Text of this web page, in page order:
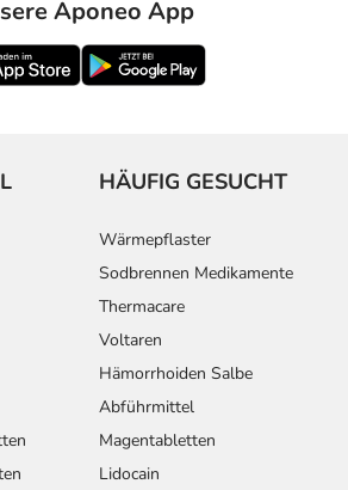
Aponeo App
HÄUFIG GESUCHT
Wärmepflaster
Sodbrennen Medikamente
Thermacare
Voltaren
Hämorrhoiden Salbe
Abführmittel
Magentabletten
Lidocain